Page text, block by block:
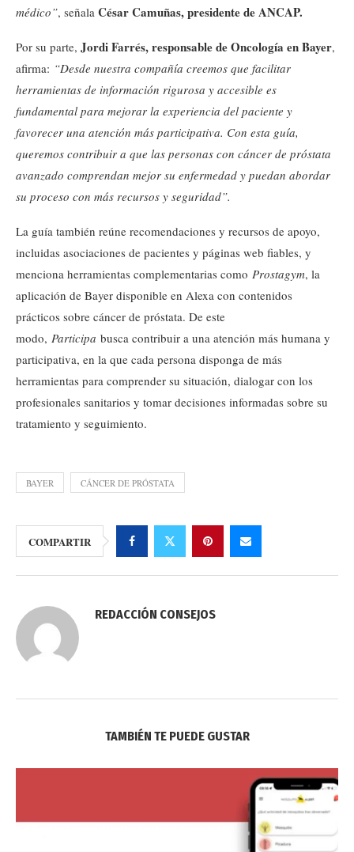
médico”, señala César Camuñas, presidente de ANCAP.
Por su parte, Jordi Farrés, responsable de Oncología en Bayer,
afirma: “Desde nuestra compañía creemos que facilitar
herramientas de información rigurosa y accesible es
fundamental para mejorar la experiencia del paciente y
favorecer una atención más participativa. Con esta guía,
queremos contribuir a que las personas con cáncer de próstata
avanzado comprendan mejor su enfermedad y puedan abordar
su proceso con más recursos y seguridad”.
La guía también reúne recomendaciones y recursos de apoyo,
incluidas asociaciones de pacientes y páginas web fiables, y
menciona herramientas complementarias como Prostagym, la
aplicación de Bayer disponible en Alexa con contenidos
prácticos sobre cáncer de próstata. De este
modo, Participa busca contribuir a una atención más humana y
participativa, en la que cada persona disponga de más
herramientas para comprender su situación, dialogar con los
profesionales sanitarios y tomar decisiones informadas sobre su
tratamiento y seguimiento.
BAYER CÁNCER DE PRÓSTATA
COMPARTIR
REDACCIÓN CONSEJOS
TAMBIÉN TE PUEDE GUSTAR